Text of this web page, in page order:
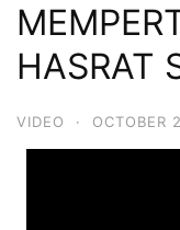
HASRAT
VIDEO · OCTOBER